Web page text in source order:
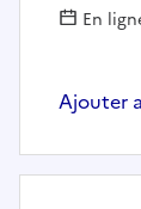
En
Ajouter